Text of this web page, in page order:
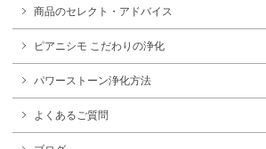
商品のセレクト・アドバイス
ピアニシモ こだわりの浄化
パワーストーン浄化方法
よくあるご質問